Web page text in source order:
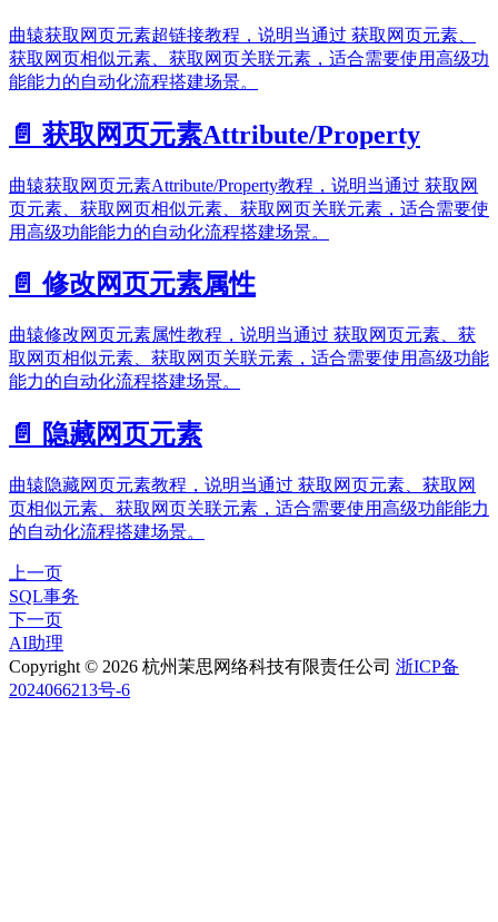
曲辕获取网页元素超链接教程，说明当通过 获取网页元素、
获取网页相似元素、获取网页关联元素，适合需要使用高级功
能能力的自动化流程搭建场景。
📄️ 获取网页元素Attribute/Property
曲辕获取网页元素Attribute/Property教程，说明当通过 获取网
页元素、获取网页相似元素、获取网页关联元素，适合需要使
用高级功能能力的自动化流程搭建场景。
📄️ 修改网页元素属性
曲辕修改网页元素属性教程，说明当通过 获取网页元素、获
取网页相似元素、获取网页关联元素，适合需要使用高级功能
能力的自动化流程搭建场景。
📄️ 隐藏网页元素
曲辕隐藏网页元素教程，说明当通过 获取网页元素、获取网
页相似元素、获取网页关联元素，适合需要使用高级功能能力
的自动化流程搭建场景。
上一页
SQL事务
下一页
AI助理
Copyright © 2026 杭州茉思网络科技有限责任公司 浙ICP备
2024066213号-6